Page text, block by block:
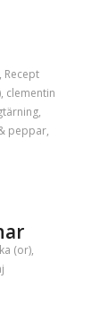
Recept
, clementin
,
peppar,
(or),